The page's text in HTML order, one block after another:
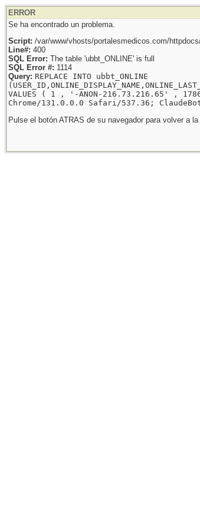
ERROR
Se ha encontrado un problema.
Script: /var/www/vhosts/portalesmedicos.com/
Line#: 400
SQL Error: The table 'ubbt_ONLINE' is full
SQL Error #: 1114
Query: REPLACE INTO ubbt_ONLINE
VALUES ( 1 , '-ANON-216.73.216.65' ,
Chrome/131.0.0.0 Safari/537.36;
Pulse el botón ATRAS de su navegador para volver a la